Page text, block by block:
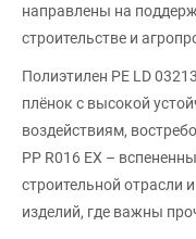
направлены на
строительстве и
Полиэтилен PE LD
плёнок с высокой
воздействиям,
PP R016 EX –
строительной отрасли
изделий, где важны